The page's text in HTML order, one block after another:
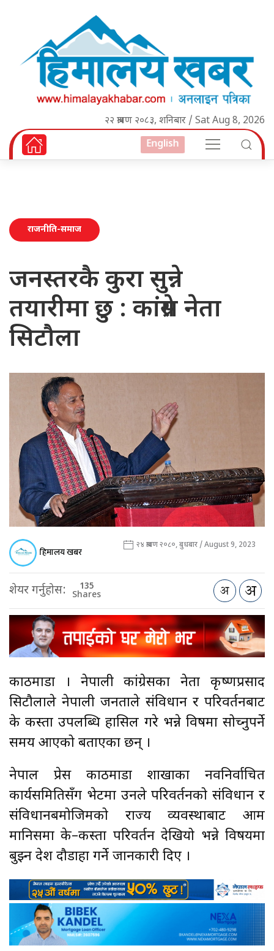
२२ श्रावण २०८३, शनिबार / Sat Aug 8, 2026
English
राजनीति-समाज
जनस्तरकै कुरा सुन्ने
तयारीमा छु : कांग्रेस नेता
सिटौला
हिमालय खबर २४ श्रावण २०८०, बुधबार / August 9, 2023
शेयर गर्नुहोस: 135
Shares
काठमाडौँ । नेपाली कांग्रेसका नेता कृष्णप्रसाद
सिटौलाले नेपाली जनताले संविधान र परिवर्तनबाट
के कस्ता उपलब्धि हासिल गरे भन्ने विषमा सोच्नुपर्ने
समय आएको बताएका छन् ।
नेपाल प्रेस काठमाडौँ शाखाका नवनिर्वाचित
कार्यसमितिसँग भेटमा उनले परिवर्तनको संविधान र
संविधानबमोजिमको राज्य व्यवस्थाबाट आम
मानिसमा के–कस्ता परिवर्तन देखियो भन्ने विषयमा
बुझ्न देश दौडाहा गर्ने जानकारी दिए ।